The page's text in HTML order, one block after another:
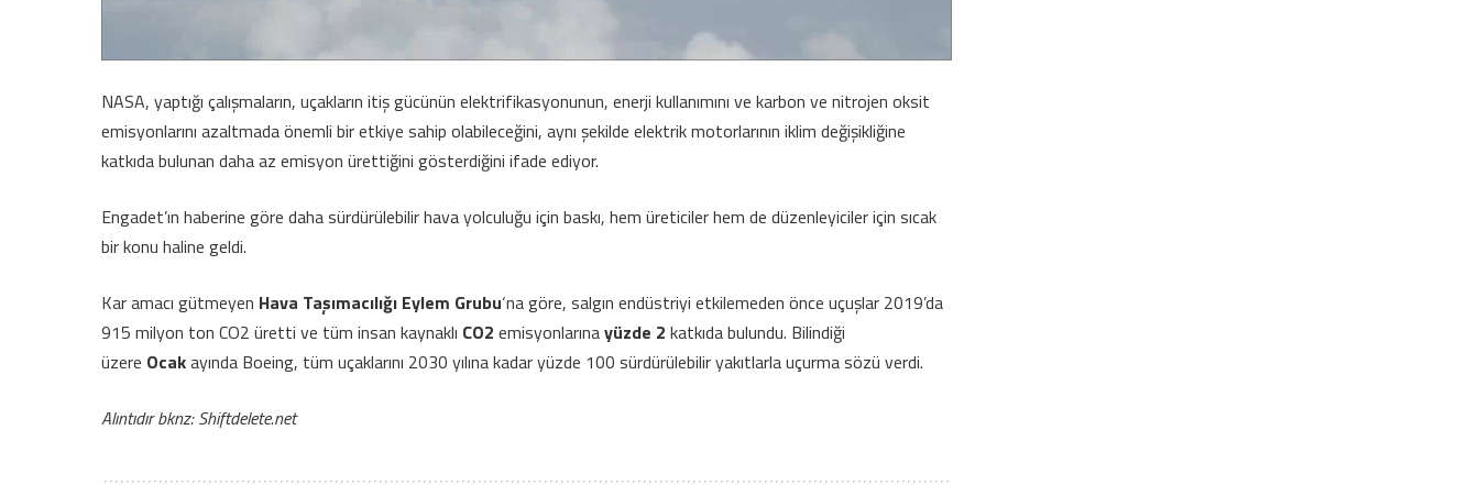
NASA, yaptığı çalışmaların, uçakların itiş gücünün elektrifikasyonunun, enerji kullanımını ve karbon ve nitrojen oksit
emisyonlarını azaltmada önemli bir etkiye sahip olabileceğini, aynı şekilde elektrik motorlarının iklim değişikliğine
katkıda bulunan daha az emisyon ürettiğini gösterdiğini ifade ediyor.
Engadet’ın haberine göre daha sürdürülebilir hava yolculuğu için baskı, hem üreticiler hem de düzenleyiciler için sıcak
bir konu haline geldi.
Kar amacı gütmeyen Hava Taşımacılığı Eylem Grubu‘na göre, salgın endüstriyi etkilemeden önce uçuşlar 2019’da
915 milyon ton CO2 üretti ve tüm insan kaynaklı CO2 emisyonlarınayüzde 2 katkıda bulundu. Bilindiği
üzere Ocakayında Boeing, tüm uçaklarını 2030 yılına kadar yüzde 100 sürdürülebilir yakıtlarla uçurma sözü verdi.
Alıntıdır bknz: Shiftdelete.net